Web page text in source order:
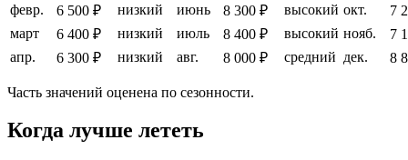
февр.
6 500 ₽ низкий июнь 8 300 ₽ высокий окт.
7
март
6 400 ₽ низкий июль 8 400 ₽ высокий нояб.
7
апр.
6 300 ₽ низкий авг. 8 000 ₽ средний дек. 8
Часть значений оценена по сезонности.
Когда лучше лететь